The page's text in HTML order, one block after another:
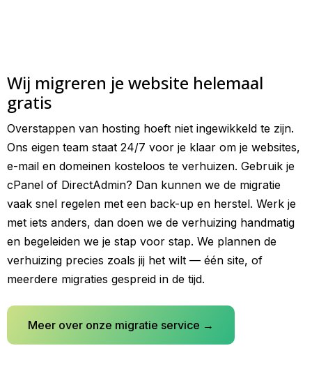
Wij migreren je website helemaal
gratis
Overstappen van hosting hoeft niet ingewikkeld te zijn.
Ons eigen team staat 24/7 voor je klaar om je websites,
e-mail en domeinen kosteloos te verhuizen. Gebruik je
cPanel of DirectAdmin? Dan kunnen we de migratie
vaak snel regelen met een back-up en herstel. Werk je
met iets anders, dan doen we de verhuizing handmatig
en begeleiden we je stap voor stap. We plannen de
verhuizing precies zoals jij het wilt — één site, of
meerdere migraties gespreid in de tijd.
Meer over onze migratie service →